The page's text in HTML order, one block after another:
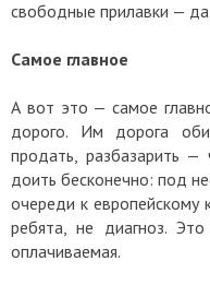
свободные прилавки —
Самое главное
А вот это — самое
дорого. Им дорога
продать, разбазарить
доить бесконечно: под
очереди к европейскому
ребята, не диагноз.
оплачиваемая.